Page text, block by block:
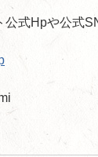
式Hpや公式